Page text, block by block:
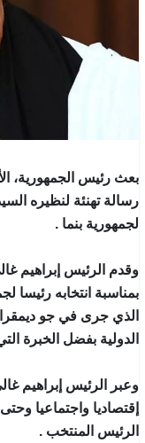
بعث رئيس الجمهورية،
رسالة تهنئة لنظيره
لجمهورية بنما .
وقدم الرئيس إبراهيم
بمناسبة انتخابه رئيسا
الذي جرى في جو
الدولية بفضل الخبرة
وعبر الرئيس إبراهيم
إقتصاديا واجتماعيا
الرئيس المنتخب .